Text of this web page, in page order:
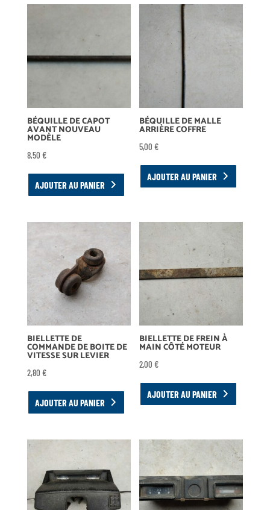
BÉQUILLE DE CAPOT
AVANT NOUVEAU
MODÈLE
8,50 €
AJOUTER AU PANIER
BÉQUILLE DE MALLE
ARRIÈRE COFFRE
5,00€
AJOUTER AU PANIER
BIELLETTE DE
COMMANDE DE BOITE DE
VITESSE SUR LEVIER
2,80 €
AJOUTER AU PANIER
BIELLETTE DE FREIN À
MAIN CÔTÉ MOTEUR
2,00€
AJOUTER AU PANIER